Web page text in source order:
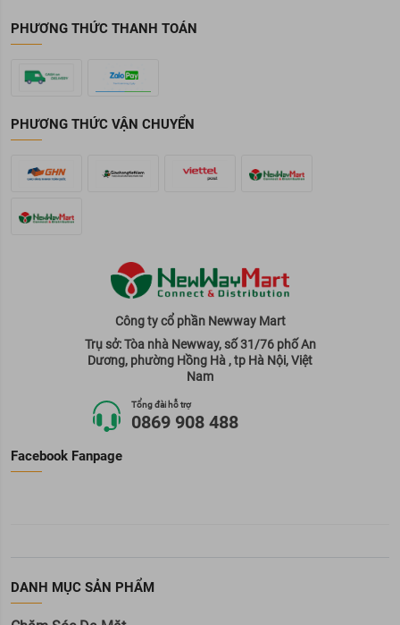
PHƯƠNG THỨC THANH TOÁN
PHƯƠNG THỨC VẬN CHUYỂN
Công ty cổ phần Newway Mart
Trụ sở: Tòa nhà Newway, số 31/76 phố An
Dương, phường Hồng Hà , tp Hà Nội, Việt
Nam
Tổng đài hỗ trợ
0869 908 488
Facebook Fanpage
DANH MỤC SẢN PHẨM